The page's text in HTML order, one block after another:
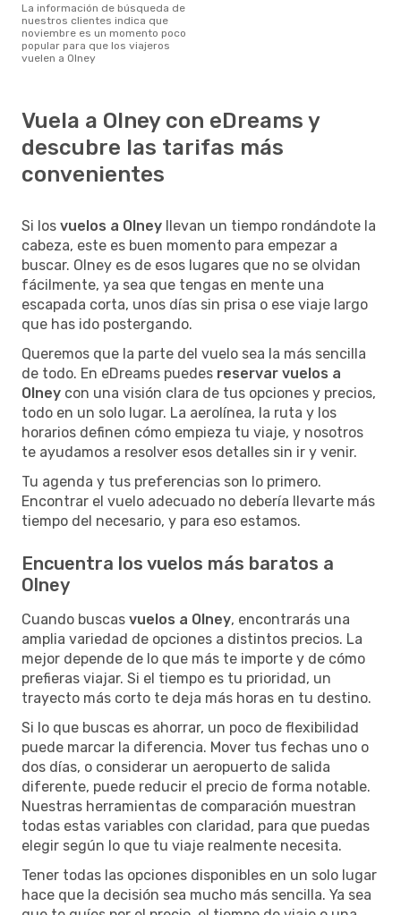
La información de búsqueda de
nuestros clientes indica que
noviembre es un momento poco
popular para que los viajeros
vuelen a Olney
Vuela a Olney con eDreams y
descubre las tarifas más
convenientes
Si los vuelos a Olney llevan un tiempo rondándote la
cabeza, este es buen momento para empezar a
buscar. Olney es de esos lugares que no se olvidan
fácilmente, ya sea que tengas en mente una
escapada corta, unos días sin prisa o ese viaje largo
que has ido postergando.
Queremos que la parte del vuelo sea la más sencilla
de todo. En eDreams puedes reservar vuelos a
Olney con una visión clara de tus opciones y precios,
todo en un solo lugar. La aerolínea, la ruta y los
horarios definen cómo empieza tu viaje, y nosotros
te ayudamos a resolver esos detalles sin ir y venir.
Tu agenda y tus preferencias son lo primero.
Encontrar el vuelo adecuado no debería llevarte más
tiempo del necesario, y para eso estamos.
Encuentra los vuelos más baratos a
Olney
Cuando buscas vuelos a Olney, encontrarás una
amplia variedad de opciones a distintos precios. La
mejor depende de lo que más te importe y de cómo
prefieras viajar. Si el tiempo es tu prioridad, un
trayecto más corto te deja más horas en tu destino.
Si lo que buscas es ahorrar, un poco de flexibilidad
puede marcar la diferencia. Mover tus fechas uno o
dos días, o considerar un aeropuerto de salida
diferente, puede reducir el precio de forma notable.
Nuestras herramientas de comparación muestran
todas estas variables con claridad, para que puedas
elegir según lo que tu viaje realmente necesita.
Tener todas las opciones disponibles en un solo lugar
hace que la decisión sea mucho más sencilla. Ya sea